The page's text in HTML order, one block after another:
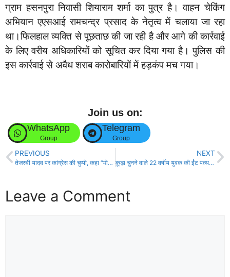
ग्राम हसनपुरा निवासी शियाराम शर्मा का पुत्र है। वाहन चेकिंग
अभियान एएसआई रामचन्द्र प्रसाद के नेतृत्व में चलाया जा रहा
था।फिलहाल व्यक्ति से पूछताछ की जा रही है और आगे की कार्रवाई
के लिए वरीय अधिकारियों को सूचित कर दिया गया है। पुलिस की
इस कार्रवाई से अवैध शराब कारोबारियों में हड़कंप मच गया।
Join us on:
WhatsApp
Group
Telegram
Group
PREVIOUS
तेजस्वी यादव पर कांग्रेस की चुप्पी, कहा “मीडिया के मन में है नाम, हमारे नहीं- कृष्णा अल्लावरू!
NEXT
कूड़ा चुनने वाले 22 वर्षीय युवक की ईंट पत्थर से पीटपीट कर हत्या!
Leave a Comment